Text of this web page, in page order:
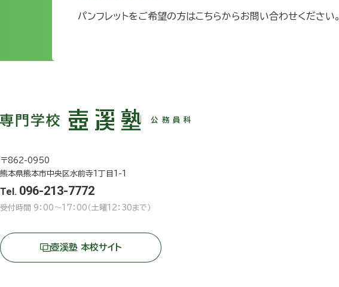
パンフレットをご希望の方はこちらからお問い合わせください。
公務員科
〒862-0950
熊本県熊本市中央区水前寺1丁目1-1
Tel. 096-213-7772
受付時間 9：00〜17：00（土曜12：30まで）
壺溪塾 本校サイト